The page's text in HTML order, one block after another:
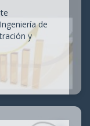
de
y